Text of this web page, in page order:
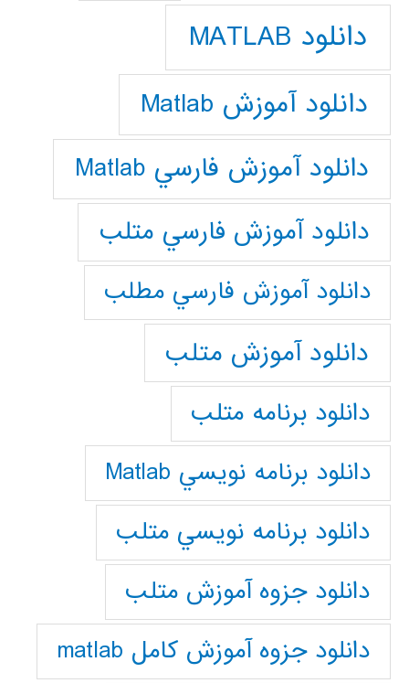
دانلود MATLAB
دانلود آموزش Matlab
دانلود آموزش فارسي Matlab
دانلود آموزش فارسي متلب
دانلود آموزش فارسي مطلب
دانلود آموزش متلب
دانلود برنامه متلب
دانلود برنامه نويسي Matlab
دانلود برنامه نويسي متلب
دانلود جزوه آموزش متلب
دانلود جزوه آموزش کامل matlab